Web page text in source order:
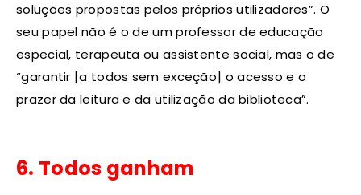
soluções propostas pelos próprios utilizadores”. O
seu papel não é o de um professor de educação
especial, terapeuta ou assistente social, mas o de
“garantir [a todos sem exceção] o acesso e o
prazer da leitura e da utilização da biblioteca”.
6. Todos ganham